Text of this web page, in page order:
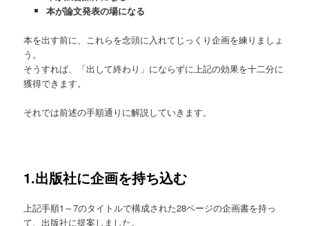
本が論文発表の場になる
本を出す前に、これらを念頭に入れてじっくり企画を練りましょ
う。
そうすれば、「出して終わり」にならずに上記の効果を十二分に
獲得できます。
それでは前述の手順通りに解説していきます。
1.出版社に企画を持ち込む
上記手順1～7のタイトルで構成された28ページの企画書を持っ
て、出版社に提案しました。